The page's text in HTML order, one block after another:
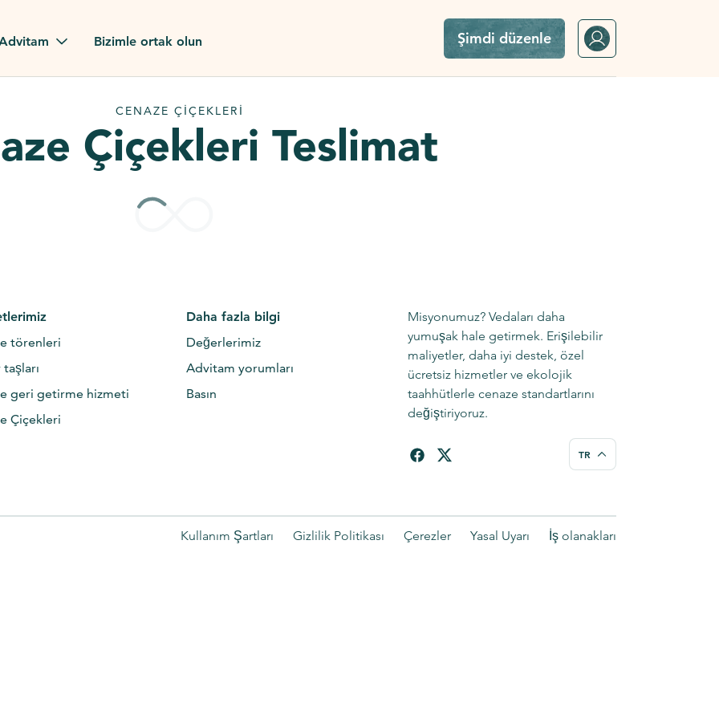
Bizimle ortak olun Şimdi düzenle
CENAZE ÇIÇEKLERI
Çiçekleri Teslimat
törenleri
geri getirme hizmeti
Çiçekleri
Daha fazla bilgi
Değerlerimiz
Advitam yorumları
Basın
Misyonumuz? Vedaları daha
yumuşak hale getirmek. Erişilebilir
maliyetler, daha iyi destek, özel
ücretsiz hizmetler ve ekolojik
taahhütlerle cenaze standartlarını
değiştiriyoruz.
TR
Kullanım Şartları Gizlilik Politikası Çerezler Yasal Uyarı İş olanakları